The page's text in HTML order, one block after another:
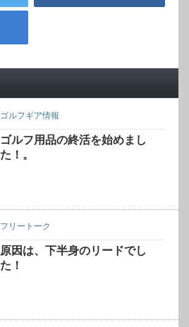
ゴルフギア情報
ゴルフ用品の終活を始めまし
た！。
フリートーク
原因は、下半身のリードでし
た！